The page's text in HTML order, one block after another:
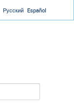
Русский Español